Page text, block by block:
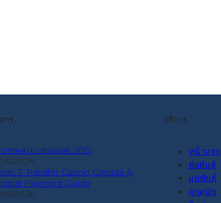
าร
disease 2019
2026
E Transfer Casino Canada A
Payment Guide
2026
บริการ
หน้าแรก
พ่อพันธุ์
แม่พันธุ์
ลูกสุนัข